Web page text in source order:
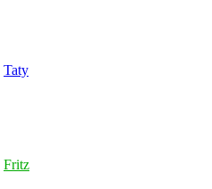
Taty
Fritz